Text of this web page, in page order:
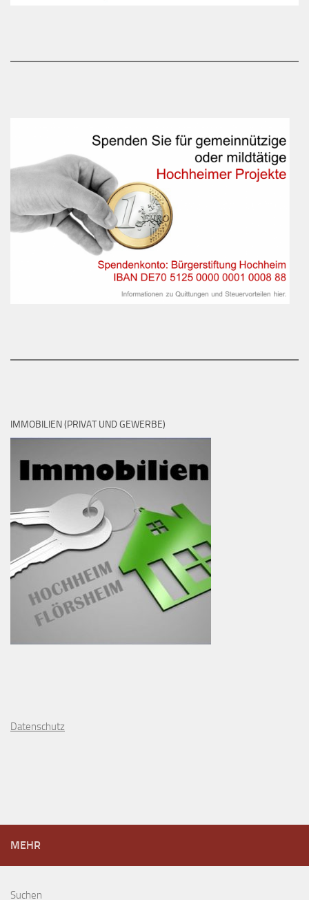
IMMOBILIEN (PRIVAT UND GEWERBE)
Datenschutz
MEHR
Suchen